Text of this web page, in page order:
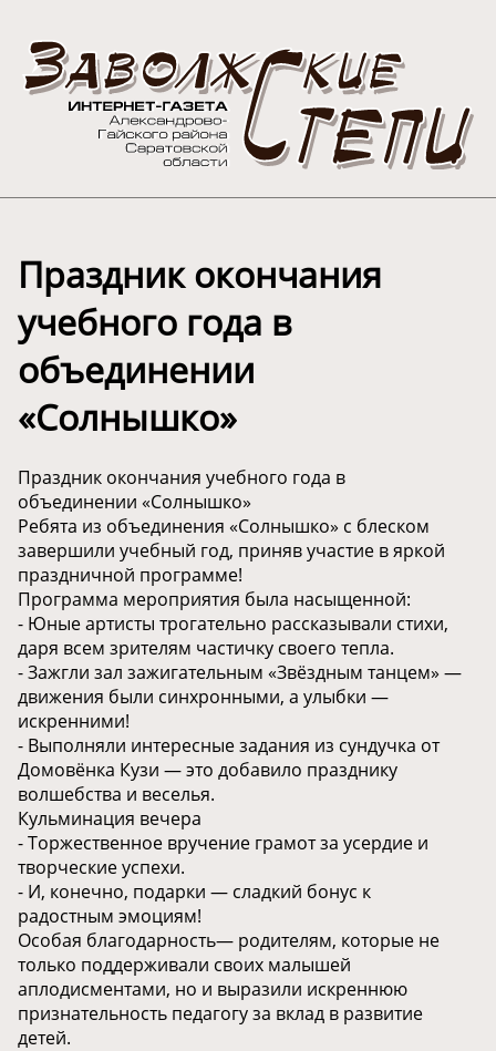
Праздник окончания
учебного года в
объединении
«Солнышко»
Праздник окончания учебного года в
объединении «Солнышко»
Ребята из объединения «Солнышко» с блеском
завершили учебный год, приняв участие в яркой
праздничной программе!
Программа мероприятия была насыщенной:
- Юные артисты трогательно рассказывали стихи,
даря всем зрителям частичку своего тепла.
- Зажгли зал зажигательным «Звёздным танцем» —
движения были синхронными, а улыбки —
искренними!
- Выполняли интересные задания из сундучка от
Домовёнка Кузи — это добавило празднику
волшебства и веселья.
Кульминация вечера
- Торжественное вручение грамот за усердие и
творческие успехи.
- И, конечно, подарки — сладкий бонус к
радостным эмоциям!
Особая благодарность— родителям, которые не
только поддерживали своих малышей
аплодисментами, но и выразили искреннюю
признательность педагогу за вклад в развитие
детей.